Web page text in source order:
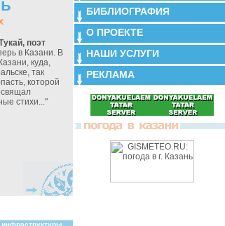
поэт
в Казани. В
куда,
так
которой
стихи..."
инфраструктуры
БИБЛИОГРАФИЯ
О ПРОЕКТЕ
НАШИ УСЛУГИ
РЕКЛАМА